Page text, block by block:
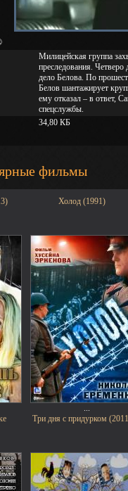
Милицейская группа
преследования. Четверо
дело Белова. По
Белов шантажирует
ему отказал – в ответ,
спецслужбы.
34,80 КБ
фильмы
Холод (1991)
Три дня с придурком